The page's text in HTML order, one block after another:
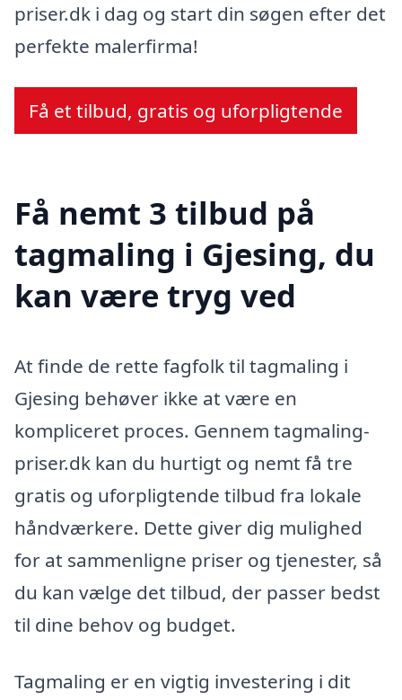
priser.dk i dag og start din søgen efter det
perfekte malerfirma!
Få et tilbud, gratis og uforpligtende
Få nemt 3 tilbud på
tagmaling i Gjesing, du
kan være tryg ved
At finde de rette fagfolk til tagmaling i
Gjesing behøver ikke at være en
kompliceret proces. Gennem tagmaling-
priser.dk kan du hurtigt og nemt få tre
gratis og uforpligtende tilbud fra lokale
håndværkere. Dette giver dig mulighed
for at sammenligne priser og tjenester, så
du kan vælge det tilbud, der passer bedst
til dine behov og budget.
Tagmaling er en vigtig investering i dit